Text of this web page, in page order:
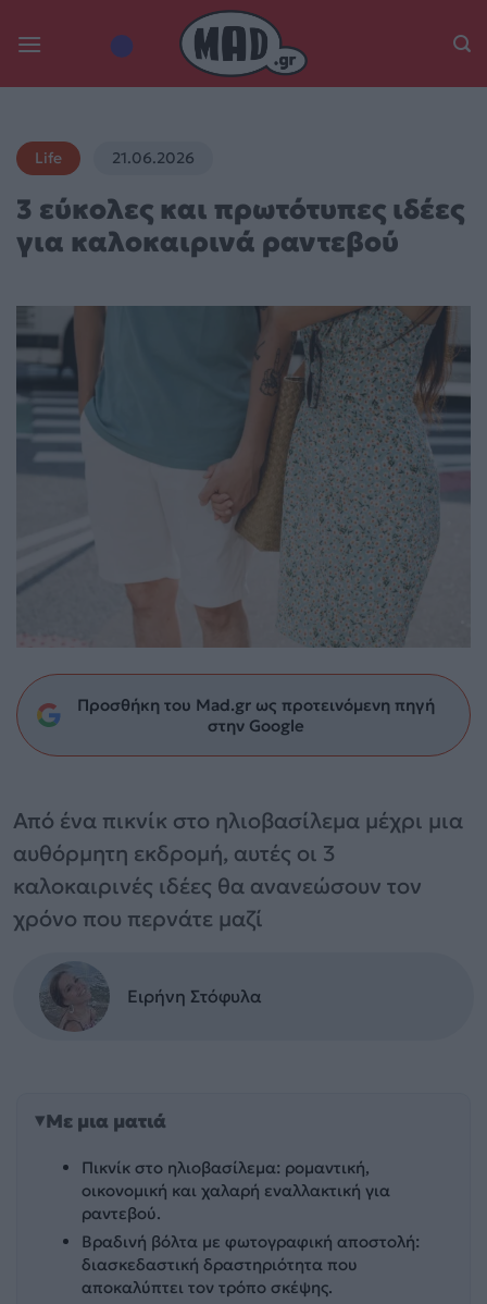
Life 21.06.2026
3 εύκολες και πρωτότυπες ιδέες
για καλοκαιρινά ραντεβού
Προσθήκη του Mad.gr ως προτεινόμενη πηγή
στην Google
Από ένα πικνίκ στο ηλιοβασίλεμα μέχρι μια
αυθόρμητη εκδρομή, αυτές οι 3
καλοκαιρινές ιδέες θα ανανεώσουν τον
χρόνο που περνάτε μαζί
Ειρήνη Στόφυλα
Με μια ματιά
Πικνίκ στο ηλιοβασίλεμα: ρομαντική,
οικονομική και χαλαρή εναλλακτική για
ραντεβού.
Βραδινή βόλτα με φωτογραφική αποστολή:
διασκεδαστική δραστηριότητα που
αποκαλύπτει τον τρόπο σκέψης.